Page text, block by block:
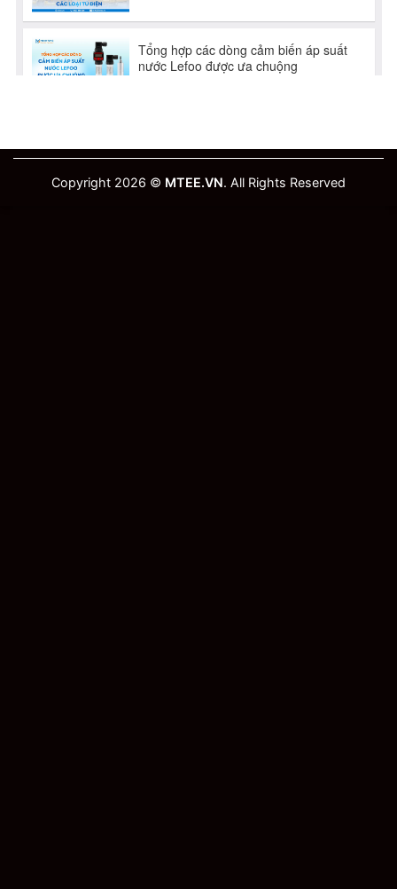
Copyright 2026 © MTEE.VN. All Rights Reserved